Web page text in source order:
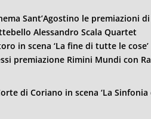
Sant’Agostino le premiazioni
Alessandro Scala Quartet
in scena ‘La fine di tutte le cose’
premiazione Rimini Mundi con
di Coriano in scena ‘La